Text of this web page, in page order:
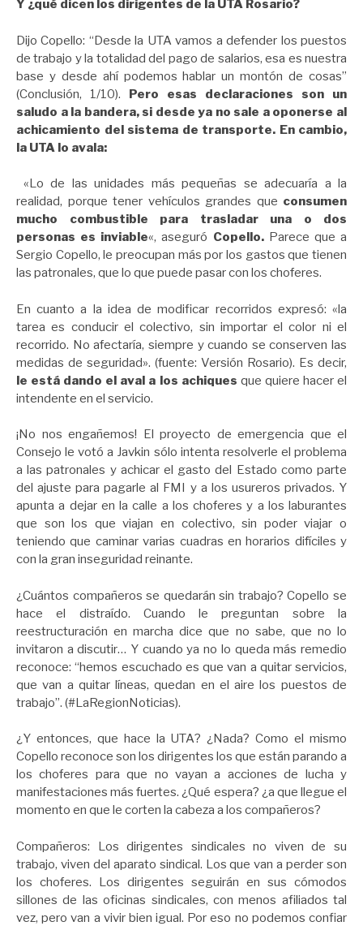
Y ¿qué dicen los dirigentes de la UTA Rosario?
Dijo Copello: “Desde la UTA vamos a defender los puestos
de trabajo y la totalidad del pago de salarios, esa es nuestra
base y desde ahí podemos hablar un montón de cosas”
(Conclusión, 1/10). Pero esas declaraciones son un
saludo a la bandera, si desde ya no sale a oponerse al
achicamiento del sistema de transporte. En cambio,
la UTA lo avala:
«Lo de las unidades más pequeñas se adecuaría a la
realidad, porque tener vehículos grandes que consumen
mucho combustible para trasladar una o dos
personas es inviable«, aseguró Copello.Parece que a
Sergio Copello, le preocupan más por los gastos que tienen
las patronales, que lo que puede pasar con los choferes.
En cuanto a la idea de modificar recorridos expresó: «la
tarea es conducir el colectivo, sin importar el color ni el
recorrido. No afectaría, siempre y cuando se conserven las
medidas de seguridad». (fuente: Versión Rosario). Es decir,
le está dando el aval a los achiques que quiere hacer el
intendente en el servicio.
¡No nos engañemos! El proyecto de emergencia que el
Consejo le votó a Javkin sólo intenta resolverle el problema
a las patronales y achicar el gasto del Estado como parte
del ajuste para pagarle al FMI y a los usureros privados. Y
apunta a dejar en la calle a los choferes y a los laburantes
que son los que viajan en colectivo, sin poder viajar o
teniendo que caminar varias cuadras en horarios difíciles y
con la gran inseguridad reinante.
¿Cuántos compañeros se quedarán sin trabajo? Copello se
hace el distraído. Cuando le preguntan sobre la
reestructuración en marcha dice que no sabe, que no lo
invitaron a discutir… Y cuando ya no lo queda más remedio
reconoce: “hemos escuchado es que van a quitar servicios,
que van a quitar líneas, quedan en el aire los puestos de
trabajo”. (#LaRegionNoticias).
¿Y entonces, que hace la UTA? ¿Nada? Como el mismo
Copello reconoce son los dirigentes los que están parando a
los choferes para que no vayan a acciones de lucha y
manifestaciones más fuertes. ¿Qué espera? ¿a que llegue el
momento en que le corten la cabeza a los compañeros?
Compañeros: Los dirigentes sindicales no viven de su
trabajo, viven del aparato sindical. Los que van a perder son
los choferes. Los dirigentes seguirán en sus cómodos
sillones de las oficinas sindicales, con menos afiliados tal
vez, pero van a vivir bien igual. Por eso no podemos confiar